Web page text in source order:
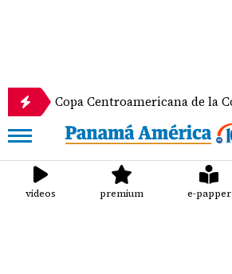
Centroamericana de la Concacaf
videos premium e-papper